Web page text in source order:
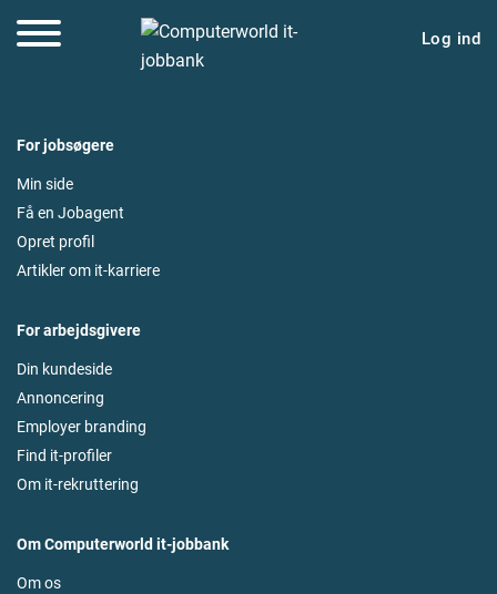
Log ind
For jobsøgere
Min side
Få en Jobagent
Opret profil
Artikler om it-karriere
For arbejdsgivere
Din kundeside
Annoncering
Employer branding
Find it-profiler
Om it-rekruttering
Om Computerworld it-jobbank
Om os